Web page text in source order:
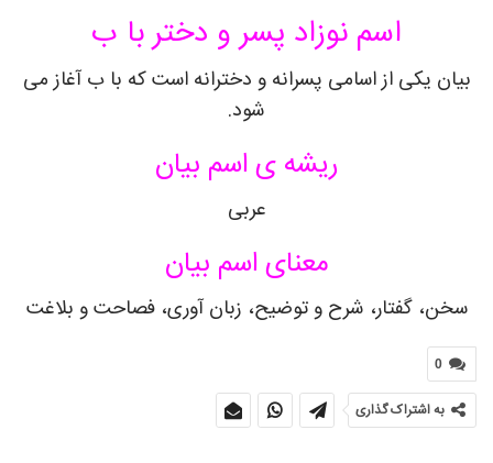
اسم نوزاد پسر و دختر با ب
بیان یکی از اسامی پسرانه و دخترانه است که با ب آغاز می
شود.
ریشه ی اسم بیان
عربی
معنای اسم بیان
سخن، گفتار، شرح و توضیح، زبان آوری، فصاحت و بلاغت
0
به اشتراک گذاری